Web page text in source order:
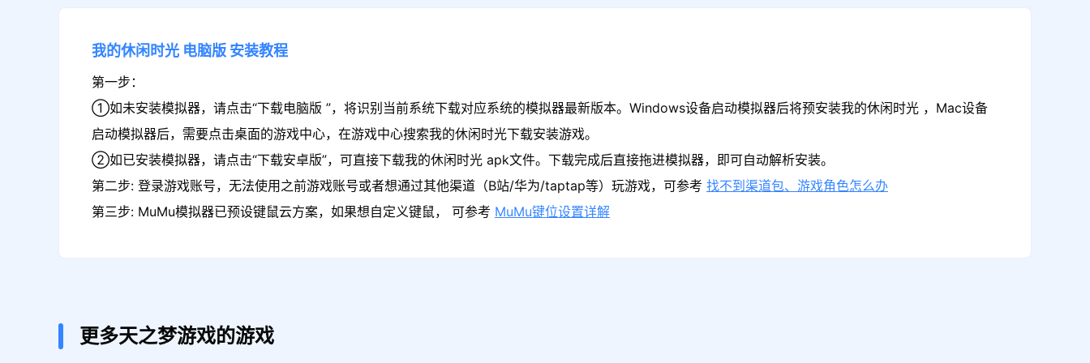
我的休闲时光 电脑版 安装教程
第一步：
①如未安装模拟器，请点击“下载电脑版 ”，将识别当前系统下载对应系统的模拟器最新版本。Windows设备启动模拟器后将预安装我的休闲时光 ，Mac设备
启动模拟器后，需要点击桌面的游戏中心，在游戏中心搜索我的休闲时光下载安装游戏。
②如已安装模拟器，请点击“下载安卓版”，可直接下载我的休闲时光 apk文件。下载完成后直接拖进模拟器，即可自动解析安装。
第二步: 登录游戏账号，无法使用之前游戏账号或者想通过其他渠道（B站/华为/taptap等）玩游戏，可参考 找不到渠道包、游戏角色怎么办
第三步: MuMu模拟器已预设键鼠云方案，如果想自定义键鼠， 可参考 MuMu键位设置详解
更多天之梦游戏的游戏